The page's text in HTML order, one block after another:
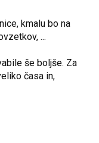
kmalu bo na
...
še boljše. Za
časa in,